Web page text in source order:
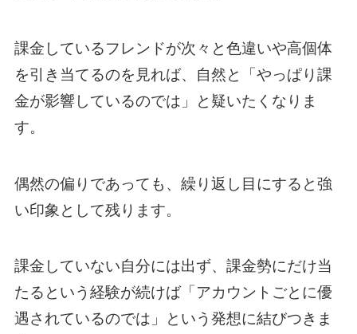
課金しているフレンドが次々と色違いや高個体
を引き当てるのを見れば、自然と「やっぱり課
金が影響しているのでは」と疑いたくなりま
す。
偶然の偏りであっても、繰り返し目にすると強
い印象として残ります。
課金していない自分には出ず、課金勢にだけ当
たるという経験が続けば「アカウントごとに優
遇されているのでは」という発想に結びつきま